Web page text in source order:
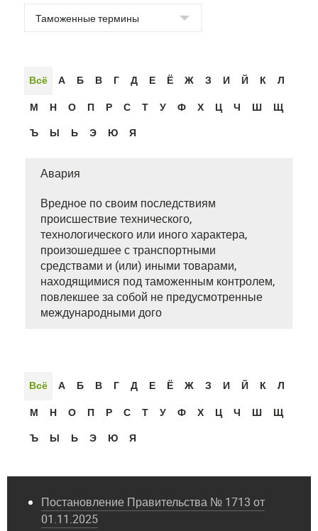
Всё А Б В Г Д Е Ё Ж З И Й К
Л
М
Н О П Р С Т У Ф Х Ц Ч Ш
Щ
Ъ
Ы Ь Э Ю Я
Авария
Вредное по своим последствиям
происшествие технического,
технологического или иного характера,
произошедшее с транспортными
средствами и (или) иными товарами,
находящимися под таможенным контролем,
повлекшее за собой не предусмотренные
международными дого
Всё А Б В Г Д Е Ё Ж З И Й К
Л
М
Н О П Р С Т У Ф Х Ц Ч Ш
Щ
Ъ
Ы Ь Э Ю Я
Постановление Правительства № 1713 от
01.11.2025